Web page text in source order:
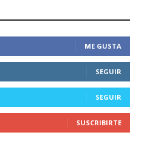
ME GUSTA
SEGUIR
SEGUIR
SUSCRIBIRTE